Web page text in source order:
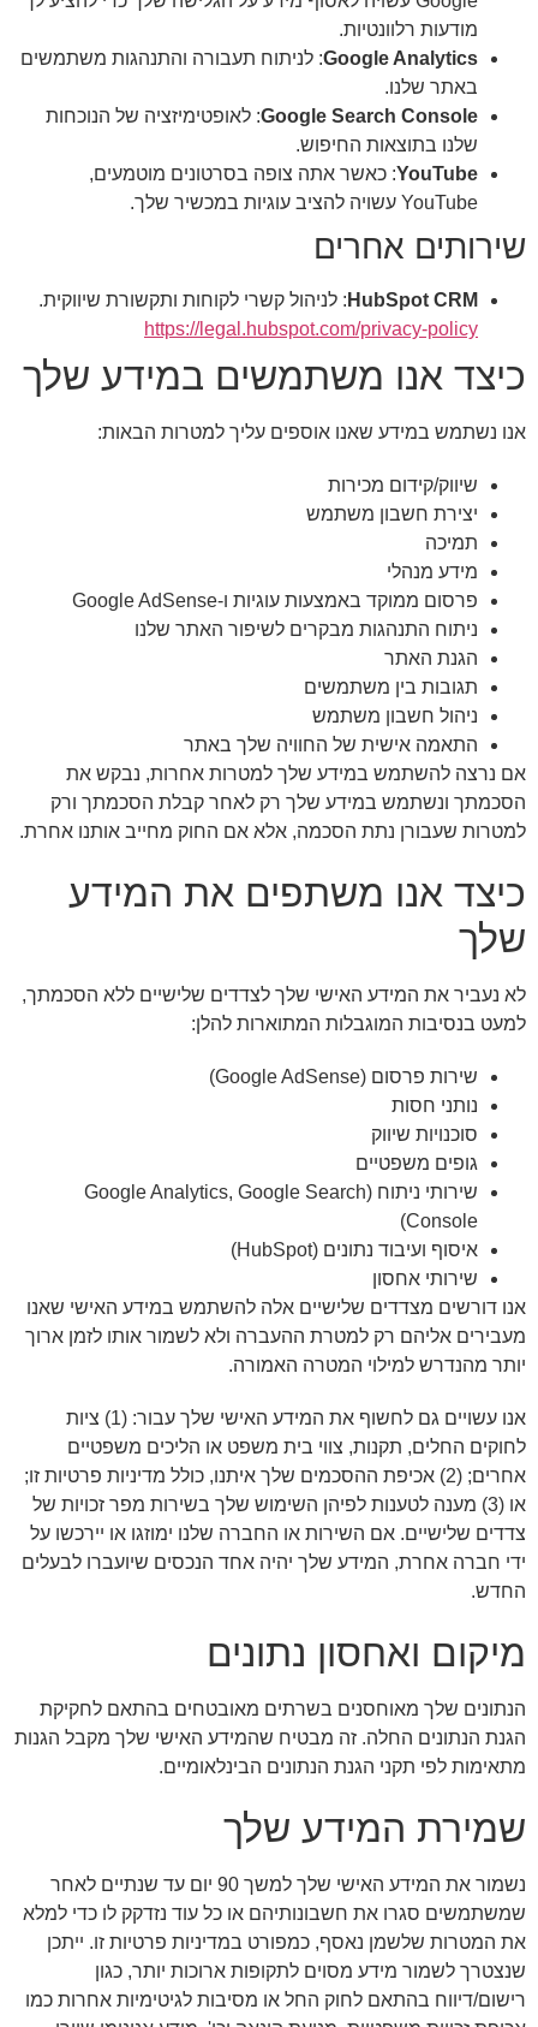
מודעות רלוונטיות.
Google Analytics: לניתוח תעבורה והתנהגות משתמשים
באתר שלנו.
Google Search Console: לאופטימיזציה של הנוכחות
שלנו בתוצאות החיפוש.
YouTube: כאשר אתה צופה בסרטונים מוטמעים,
YouTube עשויה להציב עוגיות במכשיר שלך.
שירותים אחרים
HubSpot CRM : לניהול קשרי לקוחות ותקשורת שיווקית.
https://legal.hubspot.com/privacy-policy
כיצד אנו משתמשים במידע שלך
אנו נשתמש במידע שאנו אוספים עליך למטרות הבאות:
שיווק/קידום מכירות
יצירת חשבון משתמש
תמיכה
מידע מנהלי
פרסום ממוקד באמצעות עוגיות ו-Google AdSense
ניתוח התנהגות מבקרים לשיפור האתר שלנו
הגנת האתר
תגובות בין משתמשים
ניהול חשבון משתמש
התאמה אישית של החוויה שלך באתר
אם נרצה להשתמש במידע שלך למטרות אחרות, נבקש את
הסכמתך ונשתמש במידע שלך רק לאחר קבלת הסכמתך ורק
למטרות שעבורן נתת הסכמה, אלא אם החוק מחייב אותנו אחרת.
כיצד אנו משתפים את המידע
שלך
לא נעביר את המידע האישי שלך לצדדים שלישיים ללא הסכמתך,
למעט בנסיבות המוגבלות המתוארות להלן:
שירות פרסום (Google AdSense)
נותני חסות
סוכנויות שיווק
גופים משפטיים
שירותי ניתוח (Google Analytics, Google Search
Console)
איסוף ועיבוד נתונים (HubSpot)
שירותי אחסון
אנו דורשים מצדדים שלישיים אלה להשתמש במידע האישי שאנו
מעבירים אליהם רק למטרת ההעברה ולא לשמור אותו לזמן ארוך
יותר מהנדרש למילוי המטרה האמורה.
אנו עשויים גם לחשוף את המידע האישי שלך עבור: (1) ציות
לחוקים החלים, תקנות, צווי בית משפט או הליכים משפטיים
אחרים; (2) אכיפת ההסכמים שלך איתנו, כולל מדיניות פרטיות זו;
או (3) מענה לטענות לפיהן השימוש שלך בשירות מפר זכויות של
צדדים שלישיים. אם השירות או החברה שלנו ימוזגו או יירכשו על
ידי חברה אחרת, המידע שלך יהיה אחד הנכסים שיועברו לבעלים
החדש.
מיקום ואחסון נתונים
הנתונים שלך מאוחסנים בשרתים מאובטחים בהתאם לחקיקת
הגנת הנתונים החלה. זה מבטיח שהמידע האישי שלך מקבל הגנות
מתאימות לפי תקני הגנת הנתונים הבינלאומיים.
שמירת המידע שלך
נשמור את המידע האישי שלך למשך 90 יום עד שנתיים לאחר
שמשתמשים סגרו את חשבונותיהם או כל עוד נזדקק לו כדי למלא
את המטרות שלשמן נאסף, כמפורט במדיניות פרטיות זו. ייתכן
שנצטרך לשמור מידע מסוים לתקופות ארוכות יותר, כגון
רישום/דיווח בהתאם לחוק החל או מסיבות לגיטימיות אחרות כמו